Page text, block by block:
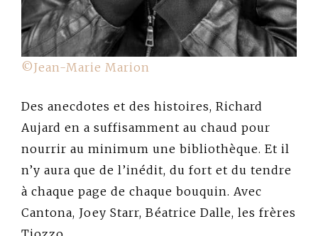
©Jean-Marie Marion
Des anecdotes et des histoires, Richard
Aujard en a suffisamment au chaud pour
nourrir au minimum une bibliothèque. Et il
n’y aura que de l’inédit, du fort et du tendre
à chaque page de chaque bouquin. Avec
Cantona, Joey Starr, Béatrice Dalle, les frères